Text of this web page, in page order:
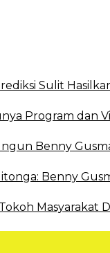
Sulit
Program dan
Benny
Benny
Masyarakat